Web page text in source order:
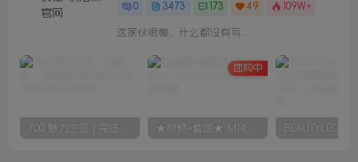
0 3473 173 49 109W+
这家伙很懒，什么都没有写...
团购中